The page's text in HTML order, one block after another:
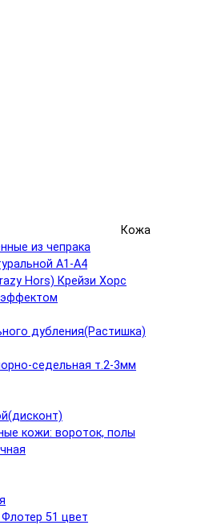
Кожа
из чепрака
А1-А4
Hors) Крейзи Хорс
дубления(Растишка)
седельная т.2-3мм
кожи: вороток, полы
51 цвет